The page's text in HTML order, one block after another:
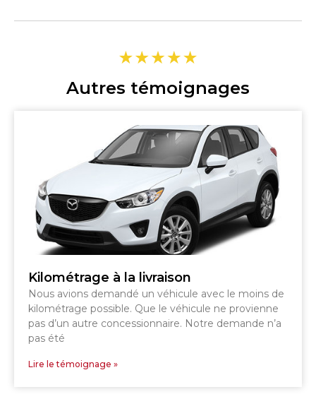
Autres témoignages
Kilométrage à la livraison
Nous avions demandé un véhicule avec le moins de
kilométrage possible. Que le véhicule ne provienne
pas d’un autre concessionnaire. Notre demande n’a
pas été
Lire le témoignage »